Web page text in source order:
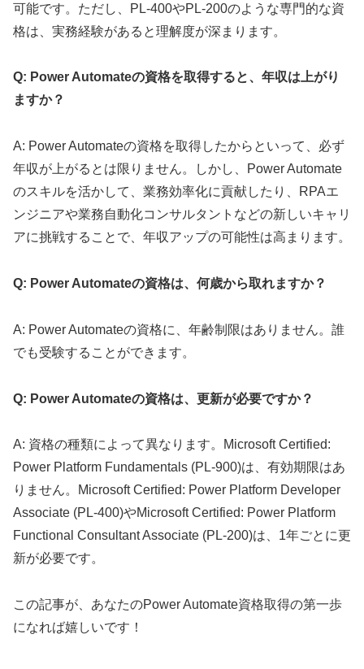
可能です。ただし、PL-400やPL-200のような専門的な資
格は、実務経験があると理解度が深まります。
Q: Power Automateの資格を取得すると、年収は上がり
ますか？
A: Power Automateの資格を取得したからといって、必ず
年収が上がるとは限りません。しかし、Power Automate
のスキルを活かして、業務効率化に貢献したり、RPAエ
ンジニアや業務自動化コンサルタントなどの新しいキャリ
アに挑戦することで、年収アップの可能性は高まります。
Q: Power Automateの資格は、何歳から取れますか？
A: Power Automateの資格に、年齢制限はありません。誰
でも受験することができます。
Q: Power Automateの資格は、更新が必要ですか？
A: 資格の種類によって異なります。Microsoft Certified:
Power Platform Fundamentals (PL-900)は、有効期限はあ
りません。Microsoft Certified: Power Platform Developer
Associate (PL-400)やMicrosoft Certified: Power Platform
Functional Consultant Associate (PL-200)は、1年ごとに更
新が必要です。
この記事が、あなたのPower Automate資格取得の第一歩
になれば嬉しいです！